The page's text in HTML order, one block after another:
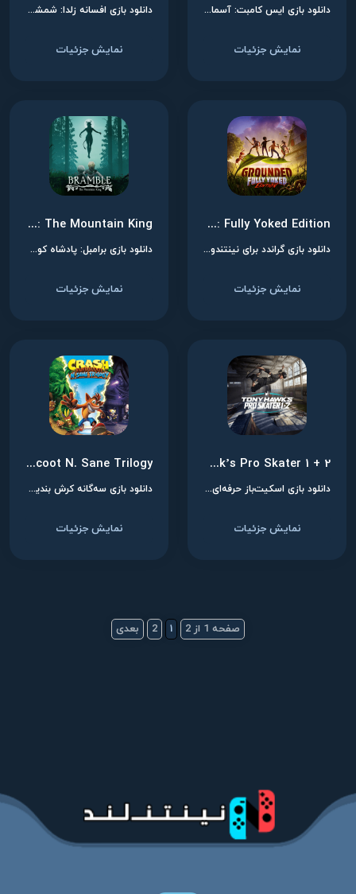
دانلود بازی ایس کامبت: آسمان‌های ناشناس برای نینتندو سوییچ
نمایش جزئیات
دانلود بازی افسانه زلدا: شمشیر اسکایوارد برای نینتندو سوییچ
نمایش جزئیات
Grounded: Fully Yoked Edition
دانلود بازی گراندد برای نینتندو سوییچ
نمایش جزئیات
Bramble: The Mountain King
دانلود بازی برامبل: پادشاه کوهستان برای نینتندو سوییچ
نمایش جزئیات
Tony Hawk’s Pro Skater 1 + 2
دانلود بازی اسکیت‌باز حرفه‌ای تونی هاوک ۱ + ۲ برای نینتندو سوییچ
نمایش جزئیات
Crash Bandicoot N. Sane Trilogy
دانلود بازی سه‌گانه کرش بندیکوت برای نینتندو سوییچ
نمایش جزئیات
صفحه 1 از 2 1
2 بعدی